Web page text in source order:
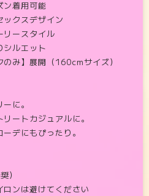
ン着用可能
ックスデザイン
リースタイル
シルエット
み】展開（160cmサイズ）
に。
ートカジュアルに。
デにもぴったり。
）
ロンは避けてください